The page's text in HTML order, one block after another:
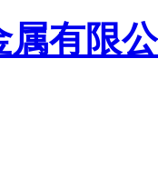
属有限